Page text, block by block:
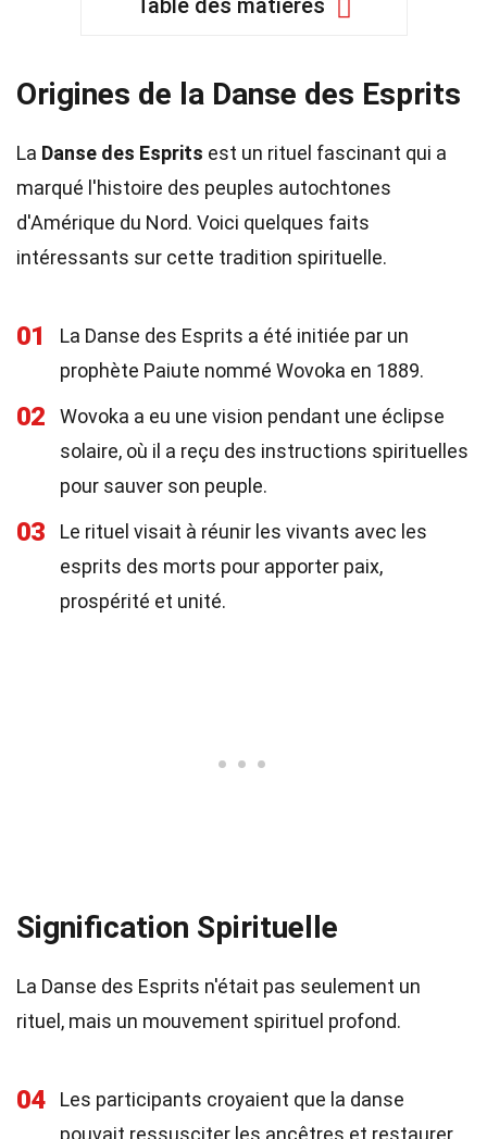
Table des matières
Origines de la Danse des Esprits
La Danse des Esprits est un rituel fascinant qui a
marqué l'histoire des peuples autochtones
d'Amérique du Nord. Voici quelques faits
intéressants sur cette tradition spirituelle.
01
La Danse des Esprits a été initiée par un
prophète Paiute nommé Wovoka en 1889.
02
Wovoka a eu une vision pendant une éclipse
solaire, où il a reçu des instructions spirituelles
pour sauver son peuple.
03
Le rituel visait à réunir les vivants avec les
esprits des morts pour apporter paix,
prospérité et unité.
Signification Spirituelle
La Danse des Esprits n'était pas seulement un
rituel, mais un mouvement spirituel profond.
04
Les participants croyaient que la danse
pouvait ressusciter les ancêtres et restaurer